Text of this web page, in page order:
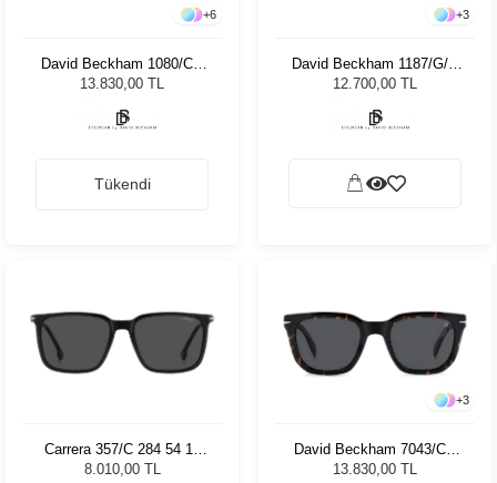
+6
David Beckham 1080/CS
08649 Unisex Güneş
13.830,00 TL
Tükendi
+3
David Beckham 1187/G/C
KJ1 Unisex Güneş
12.700,00 TL
Carrera 357/C 284 54 17
8586954 Unisex Güneş
8.010,00 TL
+3
David Beckham 7043/CS
086M9 50 Unisex Güneş
13.830,00 TL